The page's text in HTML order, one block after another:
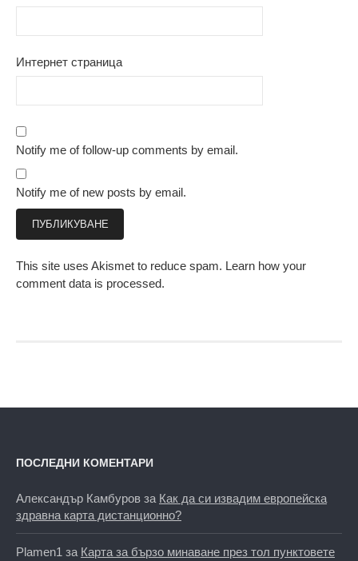
Интернет страница
Notify me of follow-up comments by email.
Notify me of new posts by email.
This site uses Akismet to reduce spam. Learn how your
comment data is processed.
ПОСЛЕДНИ КОМЕНТАРИ
Александър Камбуров за Как да си извадим европейска
здравна карта дистанционно?
Plamen1 за Карта за бързо минаване през тол пунктовете